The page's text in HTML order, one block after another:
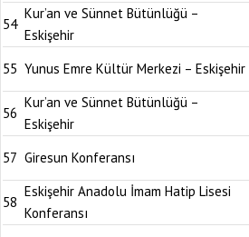
54
Kur’an ve Sünnet Bütünlüğü –
Eskişehir
55 Yunus Emre Kültür Merkezi – Eskişehir
56
Kur’an ve Sünnet Bütünlüğü –
Eskişehir
57 Giresun Konferansı
58
Eskişehir Anadolu İmam Hatip Lisesi
Konferansı